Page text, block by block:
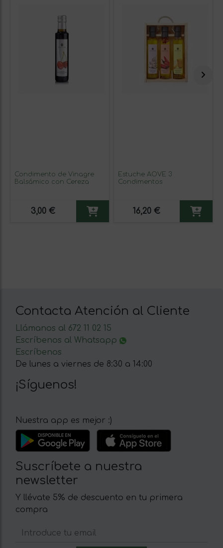
Condimento de Vinagre
Balsámico con Cereza
3,00 €
Estuche AOVE 3
Condimentos
16,20 €
Contacta Atención al Cliente
Llámanos al 672 11 02 15
Escríbenos al Whatsapp
Escríbenos
De lunes a viernes de 8:30 a 14:00
¡Síguenos!
Nuestra app es mejor :)
Suscríbete a nuestra
newsletter
Y llévate 5% de descuento en tu primera
compra